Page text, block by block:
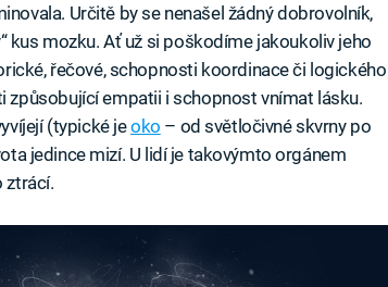
Určitě by se nenašel žádný dobrovolník,
kus mozku. Ať už si poškodíme jakoukoliv jeho
řečové, schopnosti koordinace či logického
způsobující empatii i schopnost vnímat lásku.
(typické jeoko – od světločivné skvrny po
jedince mizí. U lidí je takovýmto orgánem
ztrácí.